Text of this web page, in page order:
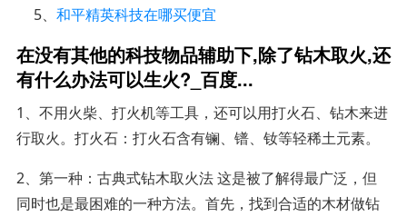
5、和平精英科技在哪买便宜
在没有其他的科技物品辅助下,除了钻木取火,还
有什么办法可以生火?_百度...
1、不用火柴、打火机等工具，还可以用打火石、钻木来进
行取火。打火石：打火石含有镧、镨、钕等轻稀土元素。
2、第一种：古典式钻木取火法 这是被了解得最广泛，但
同时也是最困难的一种方法。首先，找到合适的木材做钻